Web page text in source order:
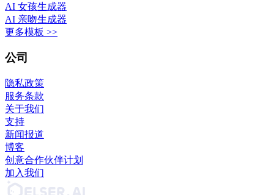
AI 女孩生成器
AI 亲吻生成器
更多模板 >>
公司
隐私政策
服务条款
关于我们
支持
新闻报道
博客
创意合作伙伴计划
加入我们